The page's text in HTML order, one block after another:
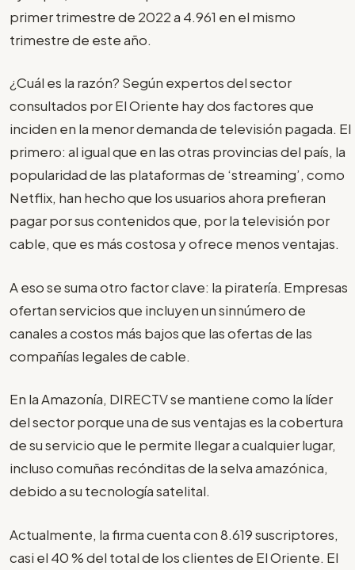
primer trimestre de 2022 a 4.961 en el mismo
trimestre de este año.
¿Cuál es la razón? Según expertos del sector
consultados por El Oriente hay dos factores que
inciden en la menor demanda de televisión pagada. El
primero: al igual que en las otras provincias del país, la
popularidad de las plataformas de ‘streaming’, como
Netflix, han hecho que los usuarios ahora prefieran
pagar por sus contenidos que, por la televisión por
cable, que es más costosa y ofrece menos ventajas.
A eso se suma otro factor clave: la piratería. Empresas
ofertan servicios que incluyen un sinnúmero de
canales a costos más bajos que las ofertas de las
compañías legales de cable.
En la Amazonía, DIRECTV se mantiene como la líder
del sector porque una de sus ventajas es la cobertura
de su servicio que le permite llegar a cualquier lugar,
incluso comuñas recónditas de la selva amazónica,
debido a su tecnología satelital.
Actualmente, la firma cuenta con 8.619 suscriptores,
casi el 40 % del total de los clientes de El Oriente. El